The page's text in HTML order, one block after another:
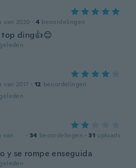
van 2020 · 4 beoordelingen
ding👍😊
van 2017 · 12 beoordelingen
van
· 34 beoordelingen · 31 uploads
y se rompe enseguida